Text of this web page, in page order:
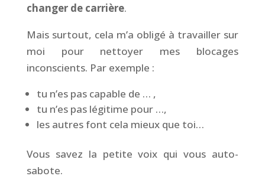
changer de carrière.
Mais surtout, cela m’a obligé à travailler sur
moi pour nettoyer mes blocages
inconscients. Par exemple :
tu n’es pas capable de … ,
tu n’es pas légitime pour …,
les autres font cela mieux que toi…
Vous savez la petite voix qui vous auto-
sabote.